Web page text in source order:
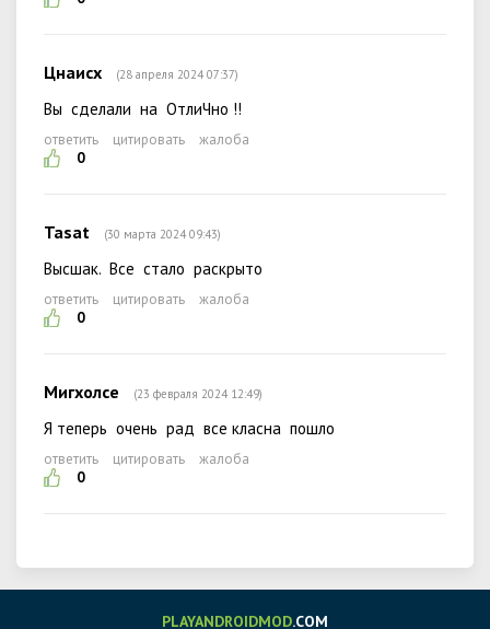
Цнаисх (28 апреля 2024 07:37)
Вы сделали на ОтлиЧно !!
ответить цитировать
жалоба
0
Tasat (30 марта 2024 09:43)
Высшак. Все стало раскрыто
ответить цитировать
жалоба
0
Мигхолсе (23 февраля 2024 12:49)
Я теперь очень рад все класна пошло
ответить цитировать
жалоба
0
PLAYANDROIDMOD.COM